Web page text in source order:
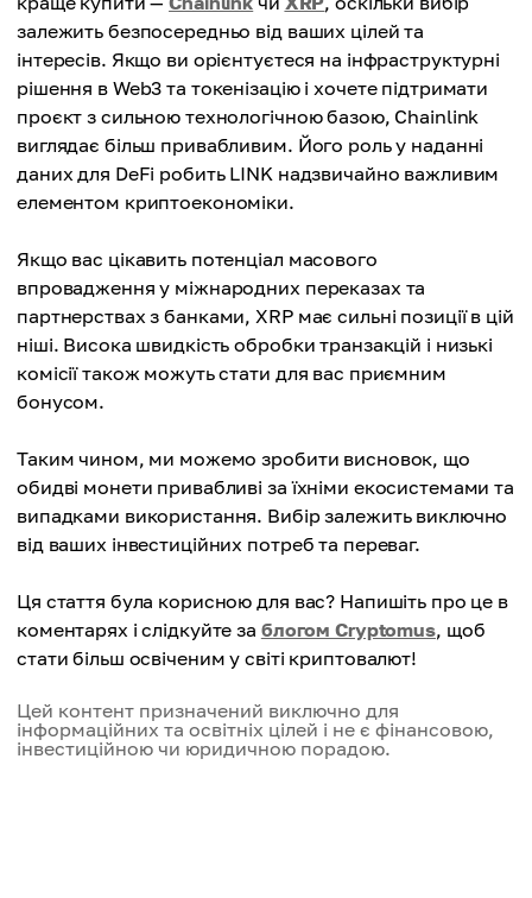
залежить безпосередньо від ваших цілей та
інтересів. Якщо ви орієнтуєтеся на інфраструктурні
рішення в Web3 та токенізацію і хочете підтримати
проєкт з сильною технологічною базою, Chainlink
виглядає більш привабливим. Його роль у наданні
даних для DeFi робить LINK надзвичайно важливим
елементом криптоекономіки.
Якщо вас цікавить потенціал масового
впровадження у міжнародних переказах та
партнерствах з банками, XRP має сильні позиції в цій
ніші. Висока швидкість обробки транзакцій і низькі
комісії також можуть стати для вас приємним
бонусом.
Таким чином, ми можемо зробити висновок, що
обидві монети привабливі за їхніми екосистемами та
випадками використання. Вибір залежить виключно
від ваших інвестиційних потреб та переваг.
Ця стаття була корисною для вас? Напишіть про це в
коментарях і слідкуйте за блогом Cryptomus, щоб
стати більш освіченим у світі криптовалют!
Цей контент призначений виключно для
інформаційних та освітніх цілей і не є фінансовою,
інвестиційною чи юридичною порадою.